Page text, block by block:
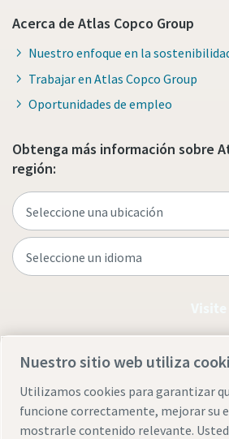
Acerca de Atlas Copco Group
Nuestro enfoque en la
Trabajar en Atlas Copco Group
Oportunidades de empleo
Obtenga más información sobre
región:
Nuestro sitio web utiliza
Utilizamos cookies para garantizar
funcione correctamente, mejorar su
mostrarle contenido relevante.